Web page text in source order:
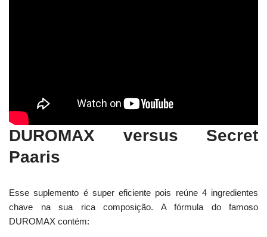
DUROMAX versus Secret
Paaris
Esse suplemento é super eficiente pois reúne 4 ingredientes
chave na sua rica composição. A fórmula do famoso
DUROMAX contém: